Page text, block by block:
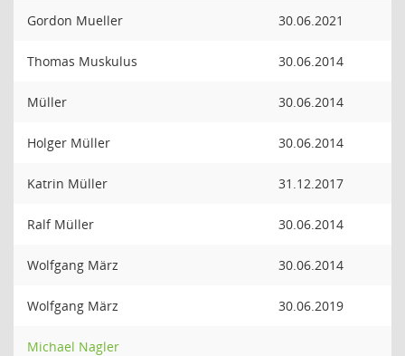
Gordon Mueller 30.06.2021
Thomas Muskulus 30.06.2014
Müller 30.06.2014
Holger Müller 30.06.2014
Katrin Müller 31.12.2017
Ralf Müller 30.06.2014
Wolfgang März 30.06.2014
Wolfgang März 30.06.2019
Michael Nagler